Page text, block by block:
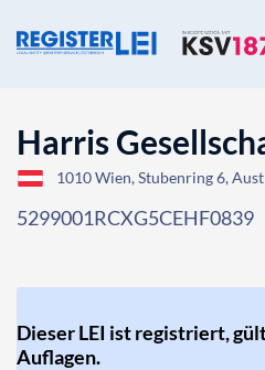
Harris
1010 Wien, Stubenring 6,
5299001RCXG5CEHF0839
Dieser LEI ist registriert,
Auflagen.